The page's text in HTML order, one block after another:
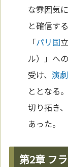
な雰囲気
と確信す
「パリ国
ル）」へ
受け、演劇
ととなる
切り拓き
あった。
第2章 フ